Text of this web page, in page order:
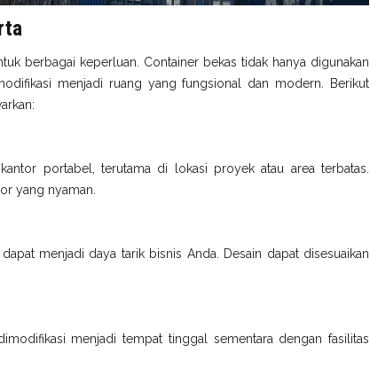
berbagai keperluan. Container bekas tidak hanya digunakan
menjadi ruang yang fungsional dan modern. Berikut
portabel, terutama di lokasi proyek atau area terbatas.
yang nyaman.
menjadi daya tarik bisnis Anda. Desain dapat disesuaikan
menjadi tempat tinggal sementara dengan fasilitas